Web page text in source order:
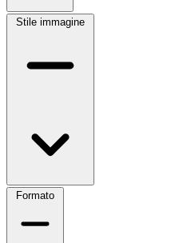
Stile immagine
Formato